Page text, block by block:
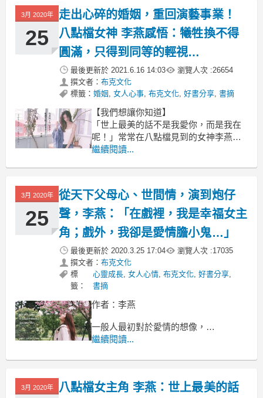
擔心，也覺得有這過程更是過癮，等著
瞧吧。
文 / 游祥禾-人生使用手冊
3月 2020年
25
走出心碎的婚姻，重回演藝事業！
八點檔女神 李燕感悟：犧牲換不得
圓滿，只得到同等的輕視…
最後更新於 2021.6.16 14:03 瀏覽人次 :26654
撰文者： 布克文化
標籤： 婚姻, 女人心事, 布克文化, 好書分享, 書摘
【我們想讓你知道】
「世上最美的話不是我愛你，而是我在
呢！」常常在八點檔見到的女神李燕，
歷經婚變之後，重新出發，找到人生裡
感情中，千瘡百孔也依然相信美好的
你。
文 / 李燕
繼續閱讀...
3月 2020年
25
從天下父母心、世間情，演到炮仔
聲，李燕：「在戲裡，我是幸福女主
角；戲外，我卻是愛情膽小鬼…」
最後更新於 2020.3.25 17:04 瀏覽人次 :17035
撰文者： 布克文化
標
籤：
心靈成長,女人心情,布克文化,好書分享,
書摘
作者：李燕
一般人最初對於愛情的想像，
都源自於父母親，
也因此我對婚姻
繼續閱讀...
3月 2020年
八點檔女主角 李燕：世上最美的話